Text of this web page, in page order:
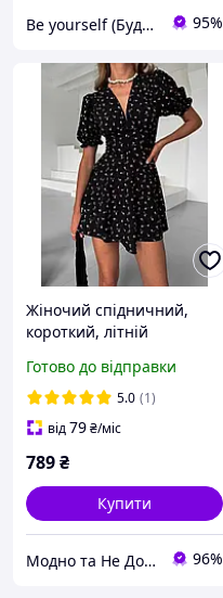
Be yourself (Будь собою) 95%
Жіночий спідничний,
короткий, літній
квітковий принт. Комбез -
сукня із софту з шортами.
Комбез-плаття
Готово до відправки
5.0 (1)
від79₴/міс
789₴
Купити
Модно та Не Дорого 96%